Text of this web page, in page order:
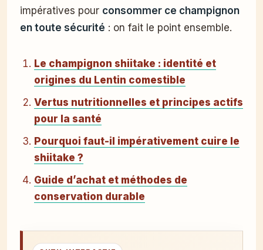
impératives pour consommer ce champignon
en toute sécurité : on fait le point ensemble.
Le champignon shiitake : identité et
origines du Lentin comestible
Vertus nutritionnelles et principes actifs
pour la santé
Pourquoi faut-il impérativement cuire le
shiitake ?
Guide d’achat et méthodes de
conservation durable